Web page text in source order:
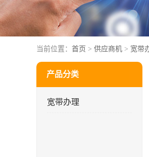
当前位置： 首页 > 供应商机 > 宽带
产品分类
宽带办理